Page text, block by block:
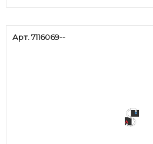
Арт. 7116069--